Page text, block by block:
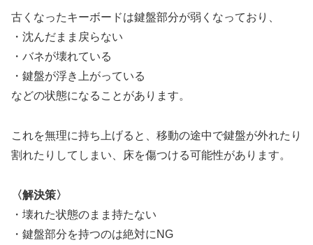
古くなったキーボードは鍵盤部分が弱くなっており、
・沈んだまま戻らない
・バネが壊れている
・鍵盤が浮き上がっている
などの状態になることがあります。
これを無理に持ち上げると、移動の途中で鍵盤が外れたり
割れたりしてしまい、床を傷つける可能性があります。
〈解決策〉
・壊れた状態のまま持たない
・鍵盤部分を持つのは絶対にNG